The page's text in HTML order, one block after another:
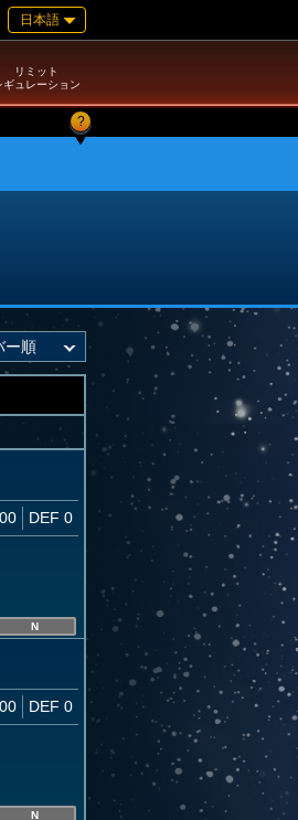
日本語
リミット
ギュレーション
?
DEF 0
N
DEF 0
N